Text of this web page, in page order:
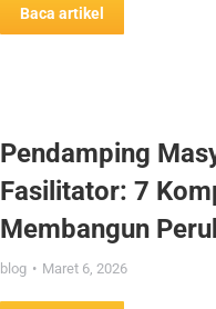
Baca artikel
Pendamping
Fasilitator: 7
Membangun
blog Maret 6, 2026